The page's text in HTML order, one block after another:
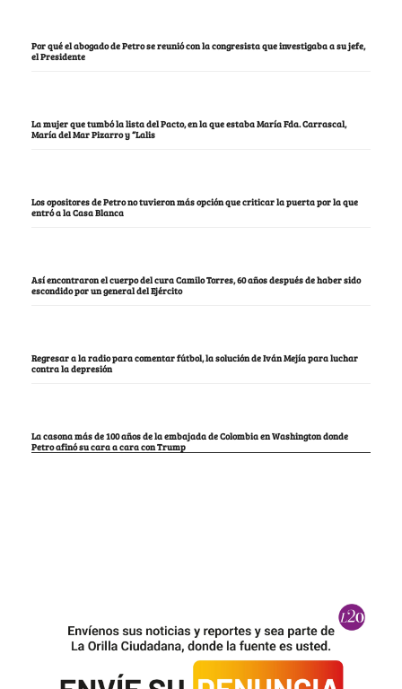
Por qué el abogado de Petro se reunió con la congresista que investigaba a su jefe,
el Presidente
La mujer que tumbó la lista del Pacto, en la que estaba María Fda. Carrascal,
María del Mar Pizarro y “Lalis
Los opositores de Petro no tuvieron más opción que criticar la puerta por la que
entró a la Casa Blanca
Así encontraron el cuerpo del cura Camilo Torres, 60 años después de haber sido
escondido por un general del Ejército
Regresar a la radio para comentar fútbol, la solución de Iván Mejía para luchar
contra la depresión
La casona más de 100 años de la embajada de Colombia en Washington donde
Petro afinó su cara a cara con Trump